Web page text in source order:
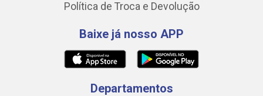
Política de Troca e Devolução
Baixe já nosso APP
Departamentos